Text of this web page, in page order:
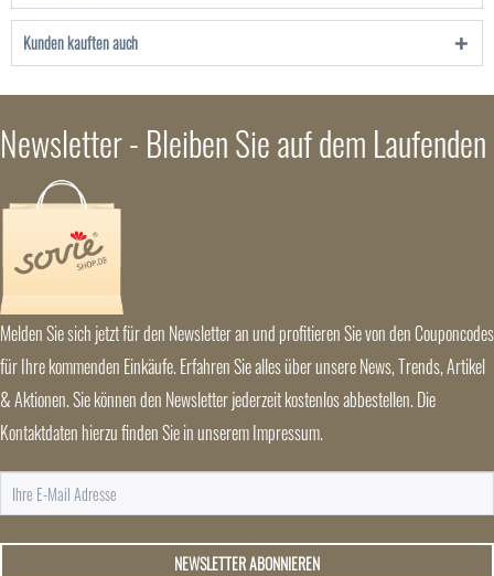
Kunden kauften auch
Newsletter - Bleiben Sie auf dem Laufenden
Melden Sie sich jetzt für den Newsletter an und profitieren Sie von den Couponcodes
für Ihre kommenden Einkäufe. Erfahren Sie alles über unsere News, Trends, Artikel
& Aktionen. Sie können den Newsletter jederzeit kostenlos abbestellen. Die
Kontaktdaten hierzu finden Sie in unserem Impressum.
NEWSLETTER ABONNIEREN